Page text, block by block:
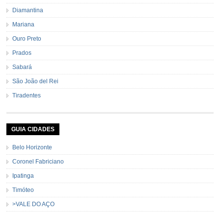
Diamantina
Mariana
Ouro Preto
Prados
Sabará
São João del Rei
Tiradentes
GUIA CIDADES
Belo Horizonte
Coronel Fabriciano
Ipatinga
Timóteo
>VALE DO AÇO